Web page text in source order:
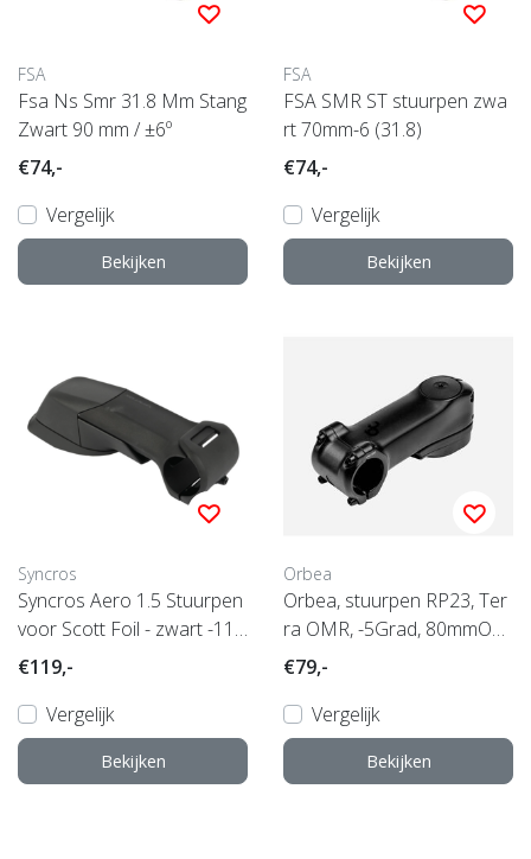
FSA
Fsa Ns Smr 31.8 Mm Stang
Zwart 90 mm / ±6º
€74,-
Vergelijk
Bekijken
FSA
FSA SMR ST stuurpen zwa
rt 70mm-6 (31.8)
€74,-
Vergelijk
Bekijken
Syncros
Syncros Aero 1.5 Stuurpen
voor Scott Foil - zwart -110
mm
€119,-
Vergelijk
Bekijken
Orbea
Orbea, stuurpen RP23, Ter
ra OMR, -5Grad, 80mmOC
Stem RP23, -5º
€79,-
Vergelijk
Bekijken